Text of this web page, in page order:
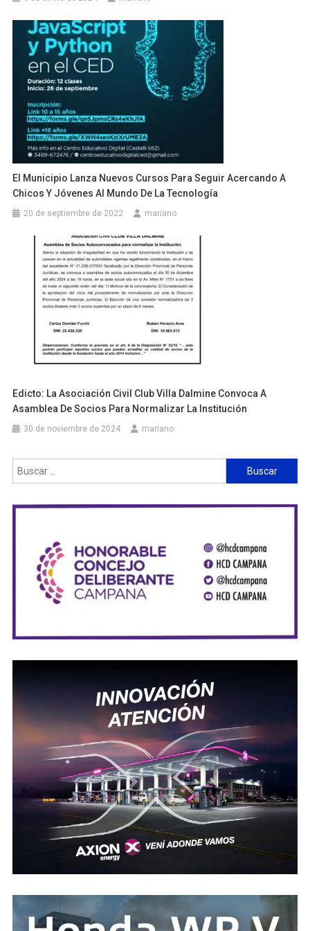
El Municipio Lanza Nuevos Cursos Para Seguir Acercando A
Chicos Y Jóvenes Al Mundo De La Tecnología
20 de septiembre de 2022 mariano
Edicto: La Asociación Civil Club Villa Dalmine Convoca A
Asamblea De Socios Para Normalizar La Institución
30 de noviembre de 2024 mariano
Buscar: